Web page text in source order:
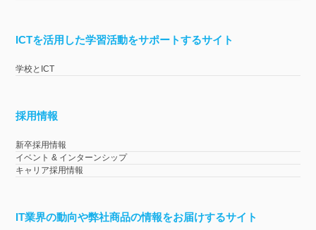
ICTを活用した学習活動をサポートするサイト
学校とICT
採用情報
新卒採用情報
イベント & インターンシップ
キャリア採用情報
IT業界の動向や弊社商品の情報をお届けするサイト